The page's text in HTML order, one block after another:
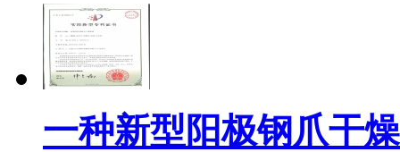
一种新型阳极钢爪干燥